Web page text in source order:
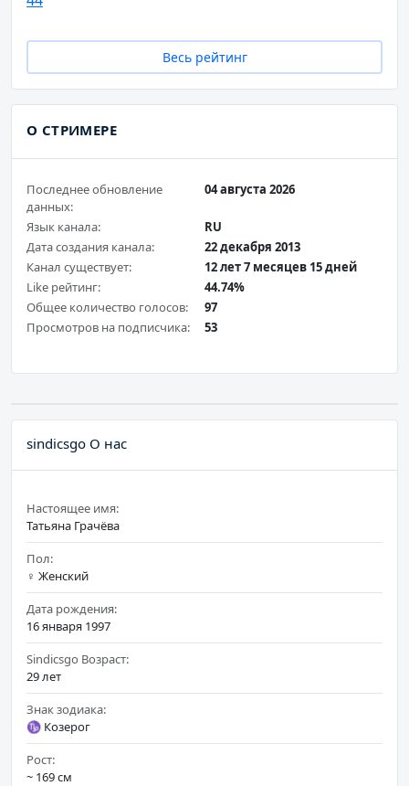
Весь рейтинг
О СТРИМЕРЕ
Последнее обновление
данных:
04 августа 2026
Язык канала:
RU
Дата создания канала:
22 декабря 2013
Канал существует:
12 лет 7 месяцев 15 дней
Like рейтинг:
44.74%
Общее количество голосов:
97
Просмотров на подписчика:
53
sindicsgo О нас
Настоящее имя:
Татьяна Грачёва
Пол:
♀️ Женский
Дата рождения:
16 января 1997
Sindicsgo Возраст:
29 лет
Знак зодиака:
♑ Козерог
Рост:
~ 169 см